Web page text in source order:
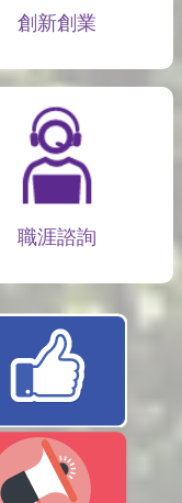
創新創業
職涯諮詢